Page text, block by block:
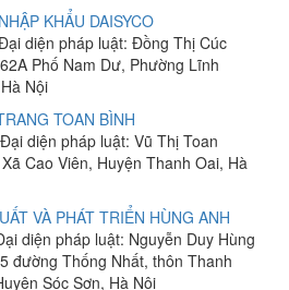
KHẨU DAISYCO
diện pháp luật: Đồng Thị Cúc
Phố Nam Dư, Phường Lĩnh
Nội
TOAN BÌNH
diện pháp luật: Vũ Thị Toan
Cao Viên, Huyện Thanh Oai, Hà
VÀ PHÁT TRIỂN HÙNG ANH
diện pháp luật: Nguyễn Duy Hùng
đường Thống Nhất, thôn Thanh
Sóc Sơn, Hà Nội